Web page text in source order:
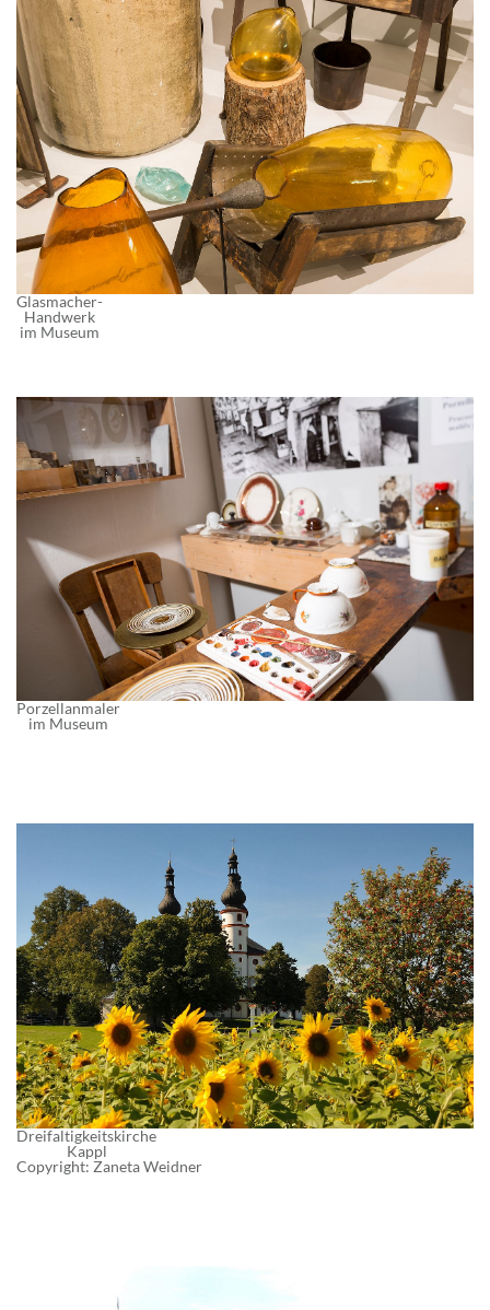
Glasmacher-
Handwerk
im Museum
Porzellanmaler
im Museum
Dreifaltigkeitskirche
Kappl
Copyright: Zaneta Weidner